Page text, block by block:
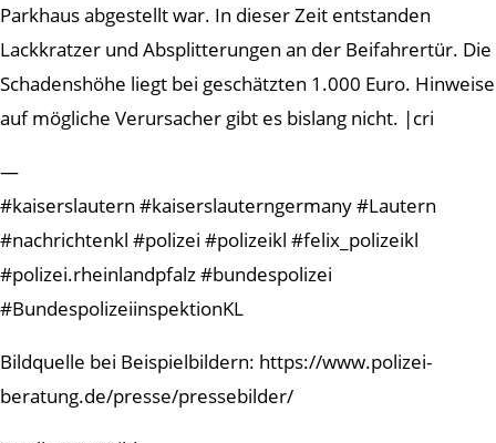
Parkhaus abgestellt war. In dieser Zeit entstanden
Lackkratzer und Absplitterungen an der Beifahrertür. Die
Schadenshöhe liegt bei geschätzten 1.000 Euro. Hinweise
auf mögliche Verursacher gibt es bislang nicht. |cri
—
#kaiserslautern #kaiserslauterngermany #Lautern
#nachrichtenkl #polizei #polizeikl #felix_polizeikl
#polizei.rheinlandpfalz #bundespolizei
#BundespolizeiinspektionKL
Bildquelle bei Beispielbildern: https://www.polizei-
beratung.de/presse/pressebilder/